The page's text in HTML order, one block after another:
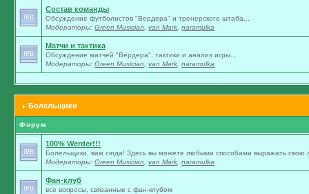
Состав команды
Обсуждение футболистов "Вердера" и тренерского штаба...
Модераторы:Green Musician ,van Mark ,naramulka
Матчи и тактика
Обсуждение матчей "Вердера", тактики и анализ игры...
Модераторы:Green Musician ,van Mark ,naramulka
Болельщики
Форум
100% Werder!!!
Болельщики, вам сюда! Здесь вы можете любыми способами выражать свою
Модераторы:Green Musician ,van Mark ,naramulka
Фан-клуб
все вопросы, связанные с фан-клубом